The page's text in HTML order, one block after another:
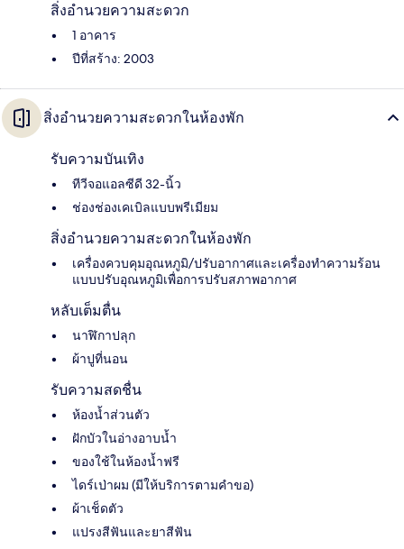
สิ่งอำนวยความสะดวก
1 อาคาร
ปีที่สร้าง: 2003
สิ่งอำนวยความสะดวกในห้องพัก
รับความบันเทิง
ทีวีจอแอลซีดี 32-นิ้ว
ช่องช่องเคเบิลแบบพรีเมียม
สิ่งอำนวยความสะดวกในห้องพัก
เครื่องควบคุมอุณหภูมิ/ปรับอากาศและเครื่องทำความร้อน
แบบปรับอุณหภูมิเพื่อการปรับสภาพอากาศ
หลับเต็มตื่น
นาฬิกาปลุก
ผ้าปูที่นอน
รับความสดชื่น
ห้องน้ำส่วนตัว
ฝักบัวในอ่างอาบน้ำ
ของใช้ในห้องน้ำฟรี
ไดร์เป่าผม (มีให้บริการตามคำขอ)
ผ้าเช็ดตัว
แปรงสีฟันและยาสีฟัน